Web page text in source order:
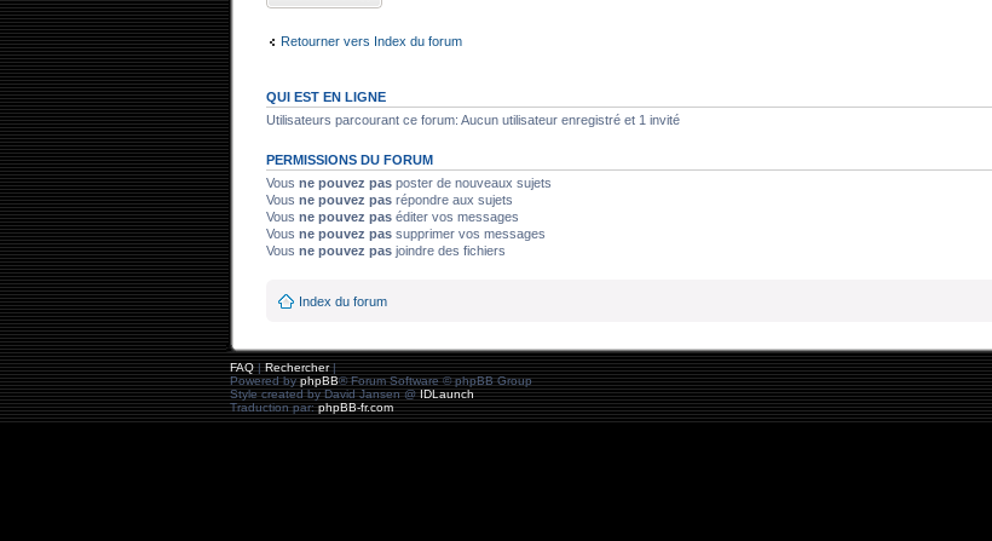
Retourner vers Index du forum
QUI EST EN LIGNE
Utilisateurs parcourant ce forum: Aucun utilisateur enregistré et 1 invité
PERMISSIONS DU FORUM
Vous ne pouvez pas poster de nouveaux sujets
Vous ne pouvez pas répondre aux sujets
Vous ne pouvez pas éditer vos messages
Vous ne pouvez pas supprimer vos messages
Vous ne pouvez pas joindre des fichiers
Index du forum
FAQ|Rechercher|
Powered byphpBB® Forum Software © phpBB Group
Style created by David Jansen @IDLaunch
Traduction par:phpBB-fr.com